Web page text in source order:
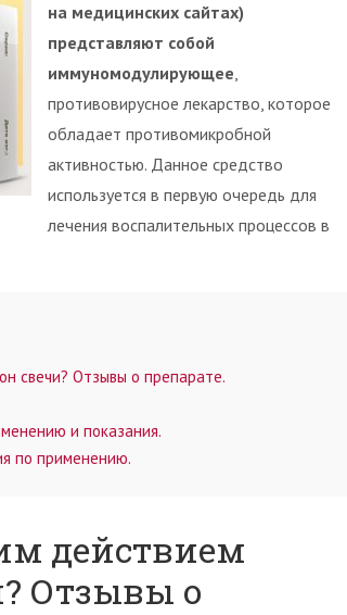
на медицинских сайтах)
представляют собой
иммуномодулирующее,
противовирусное лекарство, которое
обладает противомикробной
активностью. Данное средство
используется в первую очередь для
лечения воспалительных процессов в
свечи? Отзывы о препарате.
и показания.
по применению.
действием
Отзывы о